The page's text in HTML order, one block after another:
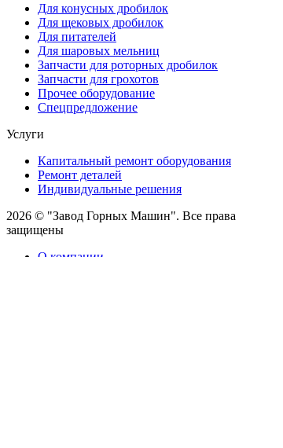
Для конусных дробилок
Для щековых дробилок
Для питателей
Для шаровых мельниц
Запчасти для роторных дробилок
Запчасти для грохотов
Прочее оборудование
Спецпредложение
Услуги
Капитальный ремонт оборудования
Ремонт деталей
Индивидуальные решения
2026 © "Завод Горных Машин". Все права
защищены
О компании